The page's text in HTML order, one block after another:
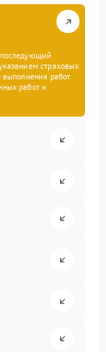
последующий
страховых
выполнения работ
работ и